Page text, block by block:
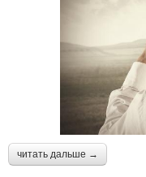
читать дальше →